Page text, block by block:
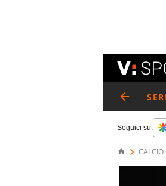
Seguici su:
CALCIO